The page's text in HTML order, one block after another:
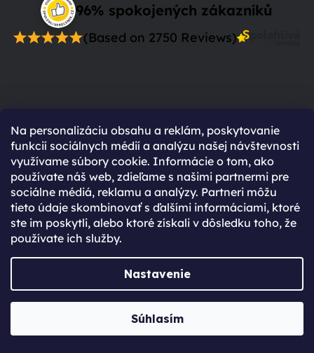
Na personalizáciu obsahu a reklám, poskytovanie
funkcií sociálnych médií a analýzu našej návštevnosti
využívame súbory cookie. Informácie o tom, ako
používate náš web, zdieľame s našimi partnermi pre
sociálne médiá, reklamu a analýzy. Partneri môžu
tieto údaje skombinovať s ďalšími informáciami, ktoré
ste im poskytli, alebo ktoré získali v dôsledku toho, že
používate ich služby.
Nastavenie
Súhlasím
96% spokojených zákazníků
(Based on 2750 Reviews)
Prečo sa zaregistrovať?
Rýchlejší nákup vďaka uloženým údajom
Prehľad o stave objednávky
Kompletná história objednávok
Špeciálne akcie, novinky a zľavy pre
registrovaných
Už máte vytvorený účet?
Prihláste sa